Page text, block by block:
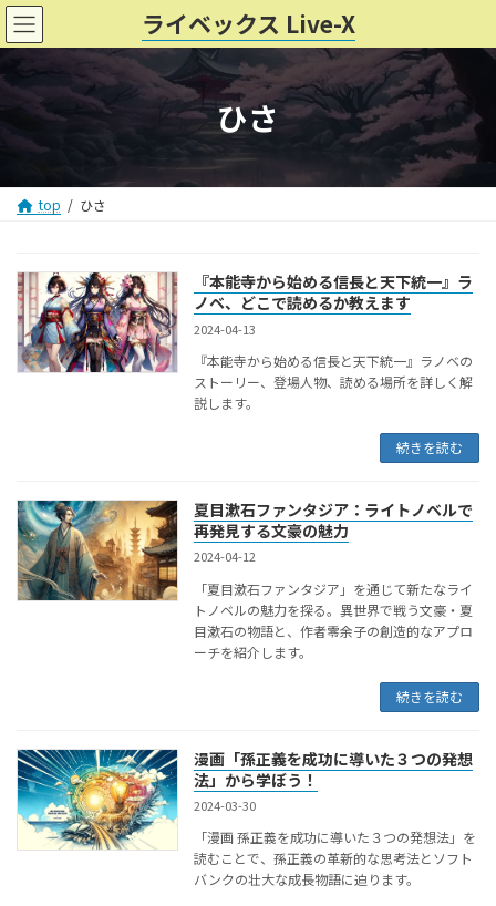
コ
ン
ン
ナ
ビ
ー
ライベックス Live-X
ひさ
top ひさ
『本能寺から始める信長と天下統一』ラ
ノベ、どこで読めるか教えます
2024-04-13
『本能寺から始める信長と天下統一』ラノベの
ストーリー、登場人物、読める場所を詳しく解
説します。
続きを読む
夏目漱石ファンタジア：ライトノベルで
再発見する文豪の魅力
2024-04-12
「夏目漱石ファンタジア」を通じて新たなライ
トノベルの魅力を探る。異世界で戦う文豪・夏
目漱石の物語と、作者零余子の創造的なアプロ
ーチを紹介します。
続きを読む
漫画「孫正義を成功に導いた３つの発想
法」から学ぼう！
2024-03-30
「漫画 孫正義を成功に導いた３つの発想法」を
読むことで、孫正義の革新的な思考法とソフト
バンクの壮大な成長物語に迫ります。